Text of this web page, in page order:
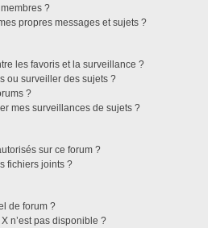
?
propres messages et sujets ?
les favoris et la surveillance ?
ou surveiller des sujets ?
?
mes surveillances de sujets ?
sur ce forum ?
fichiers joints ?
de forum ?
n’est pas disponible ?